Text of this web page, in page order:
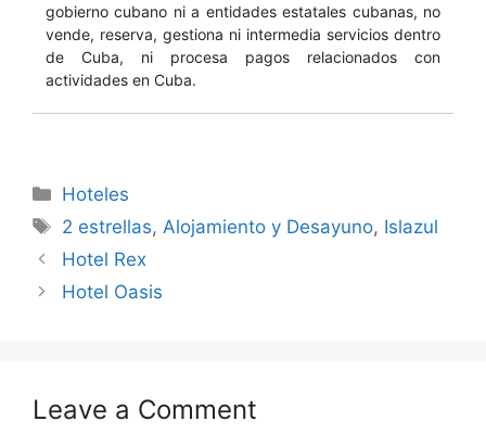
gobierno cubano ni a entidades estatales cubanas, no
vende, reserva, gestiona ni intermedia servicios dentro
de Cuba, ni procesa pagos relacionados con
actividades en Cuba.
Categories
Hoteles
Tags
2 estrellas, Alojamiento y Desayuno, Islazul
Hotel Rex
Hotel Oasis
Leave a Comment